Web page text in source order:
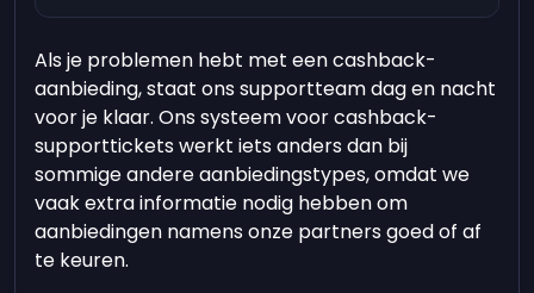
Als je problemen hebt met een cashback-
aanbieding, staat ons supportteam dag en nacht
voor je klaar. Ons systeem voor cashback-
supporttickets werkt iets anders dan bij
sommige andere aanbiedingstypes, omdat we
vaak extra informatie nodig hebben om
aanbiedingen namens onze partners goed of af
te keuren.